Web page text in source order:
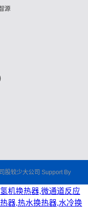
源
股较少大公司 Support By
机换热器,微通道反应
器,热水换热器,水冷换